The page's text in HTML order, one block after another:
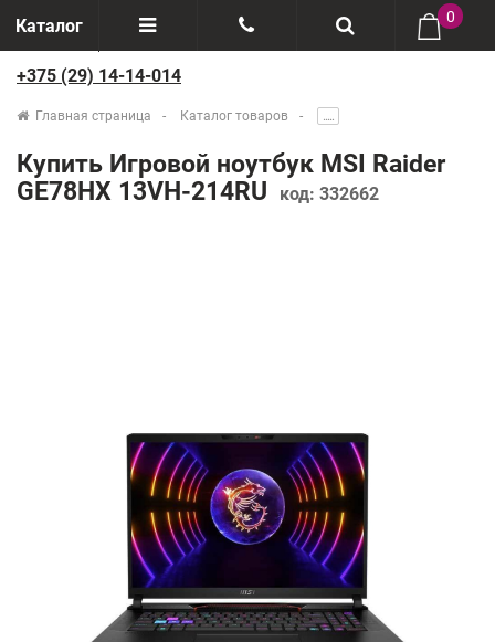
Каталог
Отзывы
Производители
+375(29) 888-44-44
0
+375 (29) 14-14-014
Главная страница Каталог товаров .....
Купить Игровой ноутбук MSI Raider
GE78HX 13VH-214RU
код: 332662